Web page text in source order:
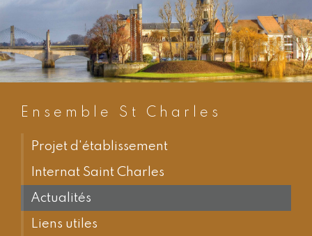
Ensemble St Charles
Projet d'établissement
Internat Saint Charles
Actualités
Liens utiles